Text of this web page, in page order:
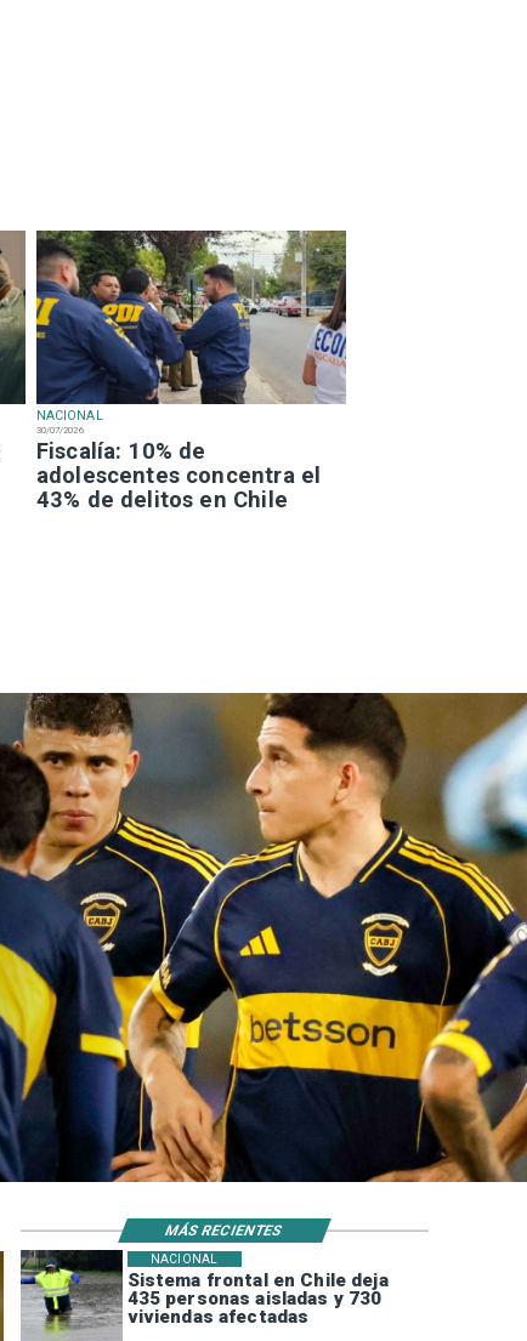
NACIONAL
30/07/2026
Fiscalía: 10% de
adolescentes concentra el
43% de delitos en Chile
Sistema frontal en Chile deja
435 personas aisladas y 730
viviendas afectadas
NACIONAL
MÁS RECIENTES